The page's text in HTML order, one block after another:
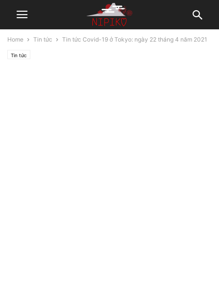
Home Tin tức Tin tức Covid-19 ở Tokyo: ngày 22 tháng 4 năm 2021
Tin tức